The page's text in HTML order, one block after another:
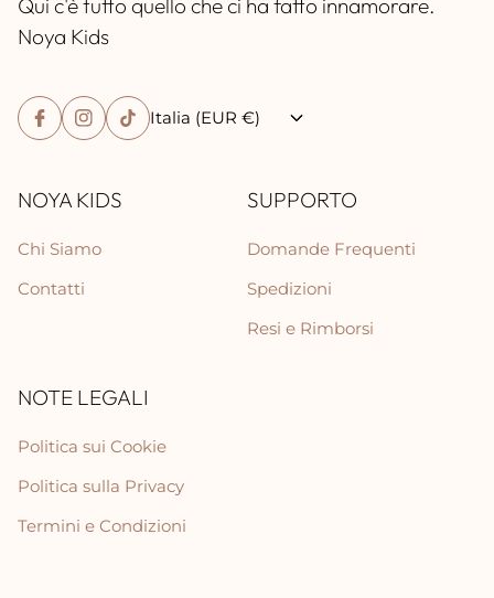
Qui c'è tutto quello che ci ha fatto innamorare.
Noya Kids
Italia (EUR €)
NOYA KIDS
Chi Siamo
Contatti
SUPPORTO
Domande Frequenti
Spedizioni
Resi e Rimborsi
NOTE LEGALI
Politica sui Cookie
Politica sulla Privacy
Termini e Condizioni